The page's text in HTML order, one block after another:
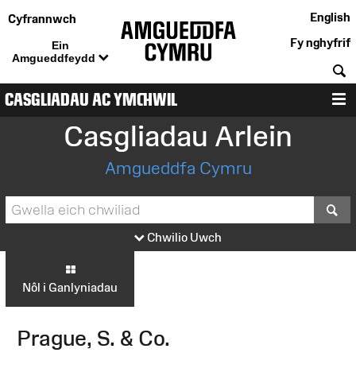
Cyfrannwch
Ein
Amgueddfeydd
English
Fy nghyfrif
CASGLIADAU AC YMCHWIL
Casgliadau Arlein
Amgueddfa Cymru
Chwilio Uwch
Nôl i Ganlyniadau
Prague, S. & Co.